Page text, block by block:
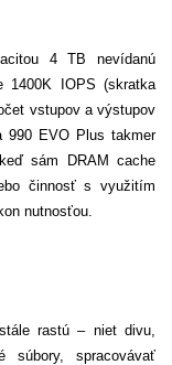
4 TB nevídanú
1400K IOPS (skratka
vstupov a výstupov
990 EVO Plus takmer
sám DRAM cache
činnosť s využitím
nutnosťou.
rastú – niet divu,
súbory, spracovávať